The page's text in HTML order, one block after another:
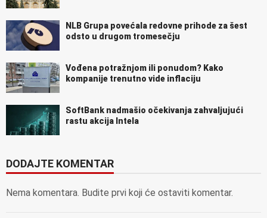
NLB Grupa povećala redovne prihode za šest
odsto u drugom tromesečju
Vođena potražnjom ili ponudom? Kako
kompanije trenutno vide inflaciju
SoftBank nadmašio očekivanja zahvaljujući
rastu akcija Intela
DODAJTE KOMENTAR
Nema komentara. Budite prvi koji će ostaviti komentar.